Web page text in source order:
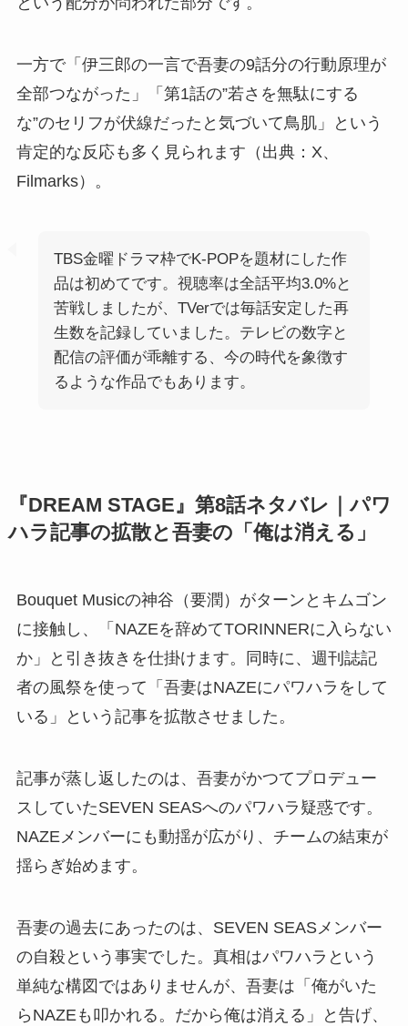
一方で「伊三郎の一言で吾妻の9話分の行動原理が
全部つながった」「第1話の”若さを無駄にする
な”のセリフが伏線だったと気づいて鳥肌」という
肯定的な反応も多く見られます（出典：X、
Filmarks）。
TBS金曜ドラマ枠でK-POPを題材にした作
品は初めてです。視聴率は全話平均3.0%と
苦戦しましたが、TVerでは毎話安定した再
生数を記録していました。テレビの数字と
配信の評価が乖離する、今の時代を象徴す
るような作品でもあります。
『DREAM STAGE』第8話ネタバレ｜パワ
ハラ記事の拡散と吾妻の「俺は消える」
Bouquet Musicの神谷（要潤）がターンとキムゴン
に接触し、「NAZEを辞めてTORINNERに入らない
か」と引き抜きを仕掛けます。同時に、週刊誌記
者の風祭を使って「吾妻はNAZEにパワハラをして
いる」という記事を拡散させました。
記事が蒸し返したのは、吾妻がかつてプロデュー
スしていたSEVEN SEASへのパワハラ疑惑です。
NAZEメンバーにも動揺が広がり、チームの結束が
揺らぎ始めます。
吾妻の過去にあったのは、SEVEN SEASメンバー
の自殺という事実でした。真相はパワハラという
単純な構図ではありませんが、吾妻は「俺がいた
らNAZEも叩かれる。だから俺は消える」と告げ、